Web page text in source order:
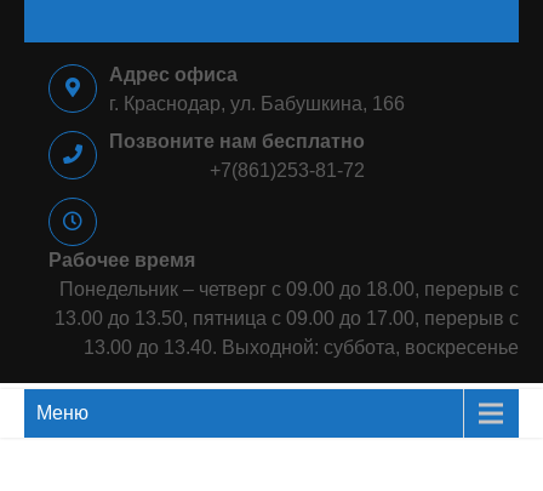
Адрес офиса
г. Краснодар, ул. Бабушкина, 166
Позвоните нам бесплатно
+7(861)253-81-72
Рабочее время
Понедельник – четверг с 09.00 до 18.00, перерыв с
13.00 до 13.50, пятница с 09.00 до 17.00, перерыв с
13.00 до 13.40. Выходной: суббота, воскресенье
Меню